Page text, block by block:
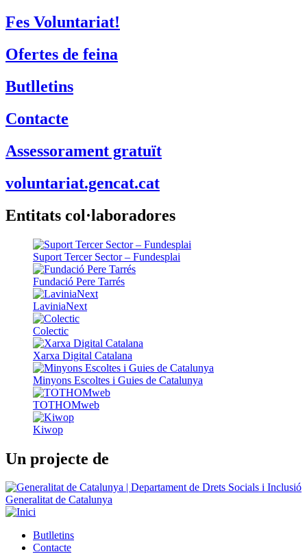
Fes Voluntariat!
Ofertes de feina
Butlletins
Contacte
Assessorament gratuït
voluntariat.gencat.cat
Entitats col·laboradores
Suport Tercer Sector – Fundesplai
Fundació Pere Tarrés
LaviniaNext
Colectic
Xarxa Digital Catalana
Minyons Escoltes i Guies de Catalunya
TOTHOMweb
Kiwop
Un projecte de
Generalitat de Catalunya
Butlletins
Contacte